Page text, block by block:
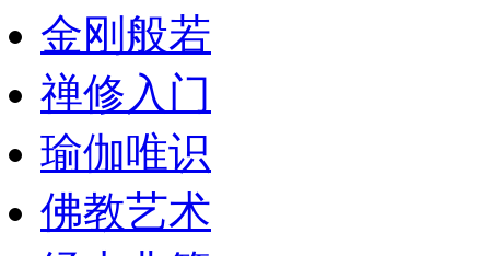
金刚般若
禅修入门
瑜伽唯识
佛教艺术